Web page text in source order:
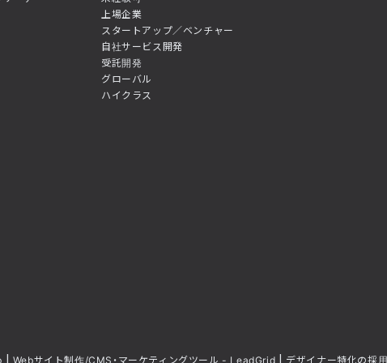
上場企業
スタートアップ／ベンチャー
自社サービス開発
受託開発
グローバル
ハイクラス
Webサイト制作/CMS・マーケティングツール - LeadGrid デザイナー特化の採